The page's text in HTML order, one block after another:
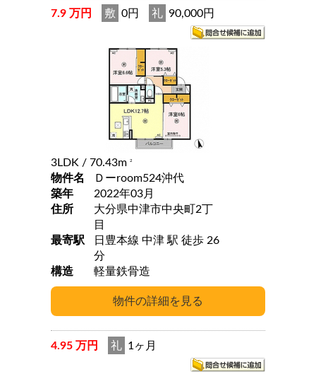
7.9 万円 敷 0円 礼 90,000円
3LDK / 70.43m 2
物件名
Ｄーroom524沖代
築年
2022年03月
住所
大分県中津市中央町2丁
目
最寄駅
日豊本線 中津 駅 徒歩 26
分
構造
軽量鉄骨造
4.95 万円 礼 1ヶ月